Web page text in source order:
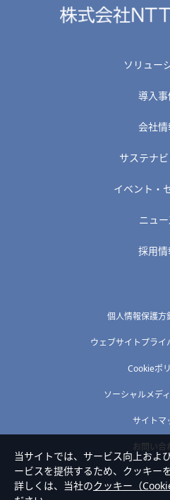
ソリュー
導入事
会社情
サステナビ
イベント・
ニュー
採用情
個人情報保護方
ウェブサイトプライ
Cookieポ
ソーシャルメデ
サイトマ
お問い合
当サイトでは、サービス向上およ
ービスを提供するため、クッキー
詳しくは、当社のクッキー（